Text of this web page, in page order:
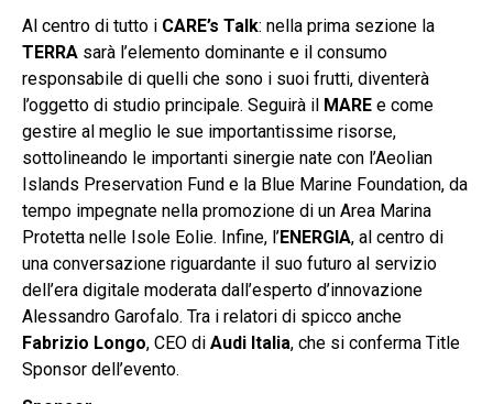
Al centro di tutto i CARE’s Talk: nella prima sezione la
TERRA sarà l’elemento dominante e il consumo
responsabile di quelli che sono i suoi frutti, diventerà
l’oggetto di studio principale. Seguirà il MARE e come
gestire al meglio le sue importantissime risorse,
sottolineando le importanti sinergie nate con l’Aeolian
Islands Preservation Fund e la Blue Marine Foundation, da
tempo impegnate nella promozione di un Area Marina
Protetta nelle Isole Eolie. Infine, l’ENERGIA, al centro di
una conversazione riguardante il suo futuro al servizio
dell’era digitale moderata dall’esperto d’innovazione
Alessandro Garofalo. Tra i relatori di spicco anche
Fabrizio Longo, CEO di Audi Italia, che si conferma Title
Sponsor dell’evento.